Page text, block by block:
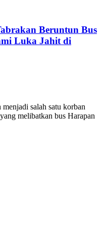
Beruntun Bus
Luka Jahit di
salah satu korban
melibatkan bus Harapan